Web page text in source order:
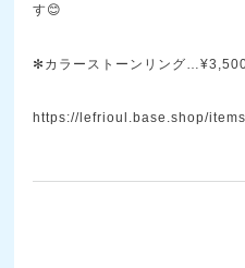
す😊
✻カラーストーンリング
https://lefrioul.base.shop/